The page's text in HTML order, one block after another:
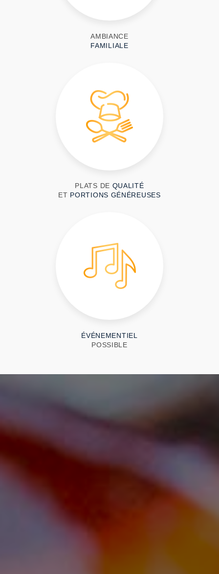
AMBIANCE
FAMILIALE
PLATS DE QUALITÉ
ET PORTIONS GÉNÉREUSES
ÉVÉNEMENTIEL
POSSIBLE